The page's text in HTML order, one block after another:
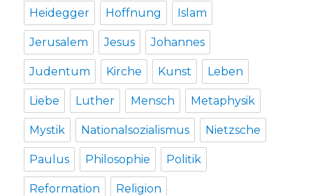
Heidegger Hoffnung Islam
Jerusalem Jesus Johannes
Judentum Kirche Kunst Leben
Liebe Luther Mensch Metaphysik
Mystik Nationalsozialismus Nietzsche
Paulus Philosophie Politik
Reformation Religion